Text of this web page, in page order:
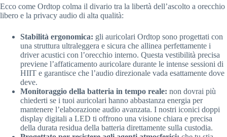
Ecco come Ordtop colma il divario tra la libertà dell’ascolto a orecchio
libero e la privacy audio di alta qualità:
Stabilità ergonomica: gli auricolari Ordtop sono progettati con
una struttura ultraleggera e sicura che allinea perfettamente i
driver acustici con l’orecchio interno. Questa vestibilità precisa
previene l’affaticamento auricolare durante le intense sessioni di
HIIT e garantisce che l’audio direzionale vada esattamente dove
deve.
Monitoraggio della batteria in tempo reale: non dovrai più
chiederti se i tuoi auricolari hanno abbastanza energia per
mantenere l’elaborazione audio avanzata. I nostri iconici doppi
display digitali a LED ti offrono una visione chiara e precisa
della durata residua della batteria direttamente sulla custodia.